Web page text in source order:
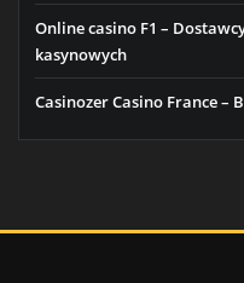
Online casino F1 –
kasynowych
Casinozer Casino France –